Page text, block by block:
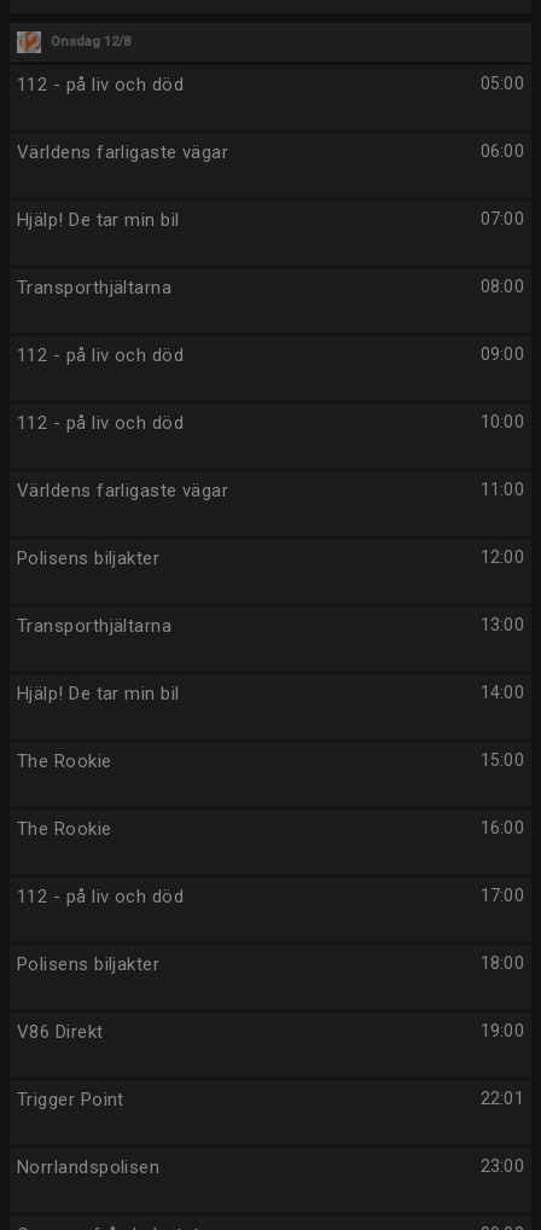
Onsdag 12/8
05:00
112 - på liv och död
06:00
Världens farligaste vägar
07:00
Hjälp! De tar min bil
08:00
Transporthjältarna
09:00
112 - på liv och död
10:00
112 - på liv och död
11:00
Världens farligaste vägar
12:00
Polisens biljakter
13:00
Transporthjältarna
14:00
Hjälp! De tar min bil
15:00
The Rookie
16:00
The Rookie
17:00
112 - på liv och död
18:00
Polisens biljakter
19:00
V86 Direkt
22:01
Trigger Point
23:00
Norrlandspolisen